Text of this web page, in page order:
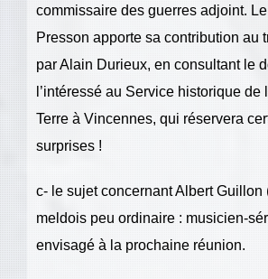
commissaire des guerres adjoint.
Presson apporte sa contribution au
par Alain Durieux, en consultant le
l’intéressé au Service historique de
Terre à Vincennes, qui réservera
surprises !
c- le sujet concernant Albert Guillon
meldois peu ordinaire : musicien-
envisagé à la prochaine réunion.